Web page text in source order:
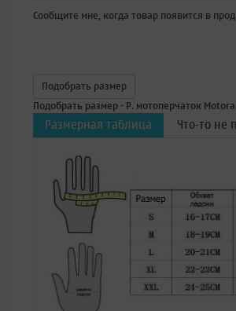
Сообщите мне, когда товар появится в
Подобрать размер
Подобрать размер - Р. мотоперчаток
Размерная таблица Что-то не